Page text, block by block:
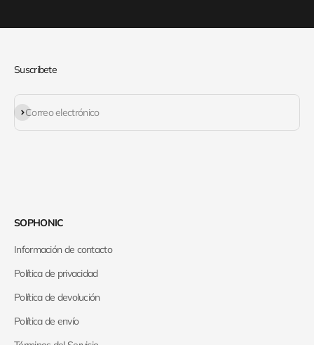
Suscribete
Correo electrónico
Suscribirse
SOPHONIC
Información de contacto
Política de privacidad
Política de devolución
Política de envío